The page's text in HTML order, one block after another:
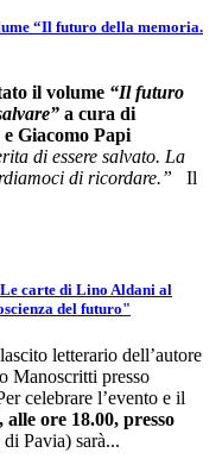
“Il futuro della memoria.
il volume “Il futuro
a cura di
Giacomo Papi
di essere salvato. La
di ricordare.”
Il
carte di Lino Aldani al
del futuro"
letterario dell’autore
Manoscritti presso
celebrare l’evento e il
ore 18.00, presso
Pavia) sarà...